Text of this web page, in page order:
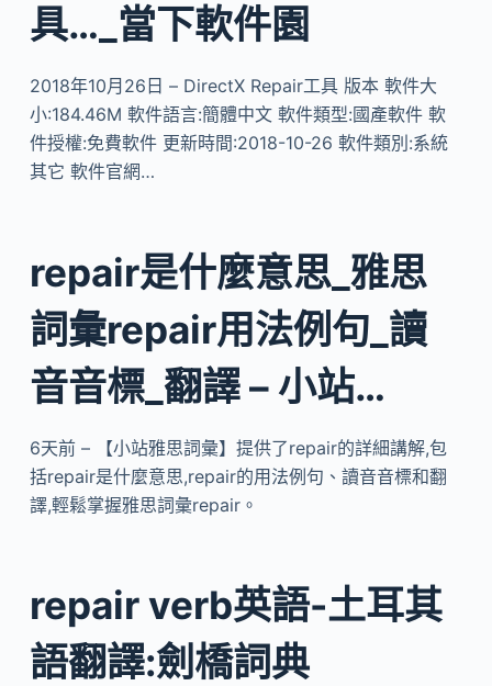
具…_當下軟件園
2018年10月26日 – DirectX Repair工具 版本 軟件大
小:184.46M 軟件語言:簡體中文 軟件類型:國產軟件 軟
件授權:免費軟件 更新時間:2018-10-26 軟件類別:系統
其它 軟件官網…
repair是什麼意思_雅思
詞彙repair用法例句_讀
音音標_翻譯 – 小站…
6天前 – 【小站雅思詞彙】提供了repair的詳細講解,包
括repair是什麼意思,repair的用法例句、讀音音標和翻
譯,輕鬆掌握雅思詞彙repair。
repair verb英語-土耳其
語翻譯:劍橋詞典